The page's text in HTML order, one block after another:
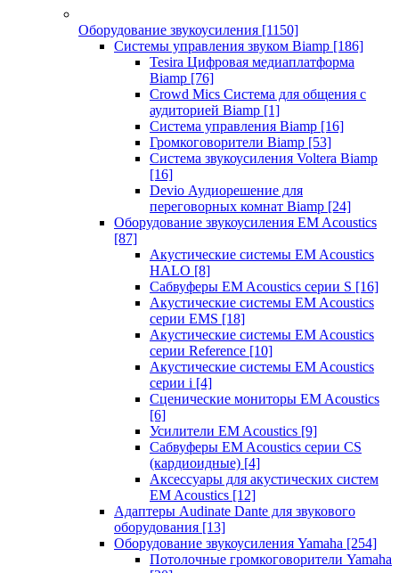
Оборудование звукоусиления [1150]
Системы управления звуком Biamp [186]
Tesira Цифровая медиаплатформа
Biamp [76]
Crowd Mics Система для общения с
аудиторией Biamp [1]
Система управления Biamp [16]
Громкоговорители Biamp [53]
Система звукоусиления Voltera Biamp
[16]
Devio Аудиорешение для
переговорных комнат Biamp [24]
Оборудование звукоусиления EM Acoustics
[87]
Акустические системы EM Acoustics
HALO [8]
Сабвуферы EM Acoustics серии S [16]
Акустические системы EM Acoustics
серии EMS [18]
Акустические системы EM Acoustics
серии Reference [10]
Акустические системы EM Acoustics
серии i [4]
Сценические мониторы EM Acoustics
[6]
Усилители EM Acoustics [9]
Сабвуферы EM Acoustics серии CS
(кардиоидные) [4]
Аксессуары для акустических систем
EM Acoustics [12]
Адаптеры Audinate Dante для звукового
оборудования [13]
Оборудование звукоусиления Yamaha [254]
Потолочные громкоговорители Yamaha